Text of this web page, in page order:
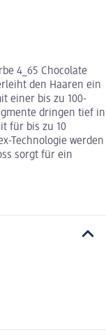
4_65 Chocolate
den Haaren ein
einer bis zu 100-
dringen tief in
für bis zu 10
Technologie werden
sorgt für ein